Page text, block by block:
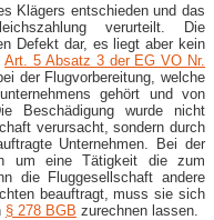
Klägers entschieden und das
verurteilt. Die
Defekt dar, es liegt aber kein
Art. 5 Absatz 3 der EG VO Nr.
der Flugvorbereitung, welche
gehört und von
Beschädigung wurde nicht
verursacht, sondern durch
Unternehmen. Bei der
um eine Tätigkeit die zum
die Fluggesellschaft andere
beauftragt, muss sie sich
§ 278 BGB zurechnen lassen.